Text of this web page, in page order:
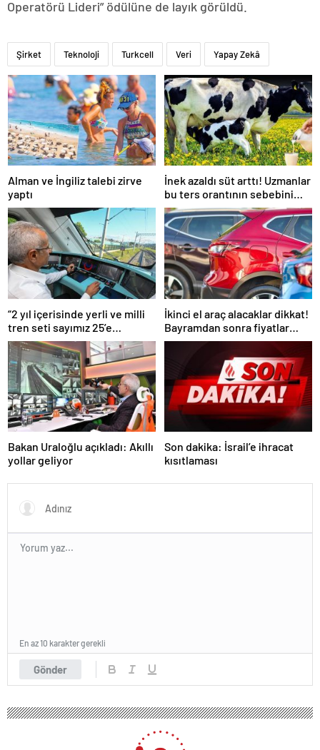
Operatörü Lideri” ödülüne de layık görüldü.
Şirket Teknoloji Turkcell Veri Yapay Zekâ
Alman ve İngiliz talebi zirve
yaptı
İnek azaldı süt arttı! Uzmanlar
bu ters orantının sebebini
açıkladı
“2 yıl içerisinde yerli ve milli
tren seti sayımız 25’e
ulaşacak”
İkinci el araç alacaklar dikkat!
Bayramdan sonra fiyatlar
artacak mı? İşte cevabı…
Bakan Uraloğlu açıkladı: Akıllı
yollar geliyor
Son dakika: İsrail’e ihracat
kısıtlaması
Gönder
En az 10 karakter gerekli